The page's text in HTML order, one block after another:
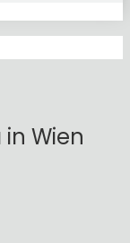
Wien